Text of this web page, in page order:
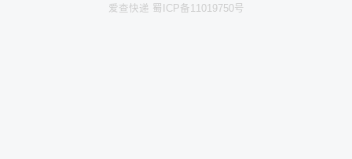
爱查快递 蜀ICP备11019750号